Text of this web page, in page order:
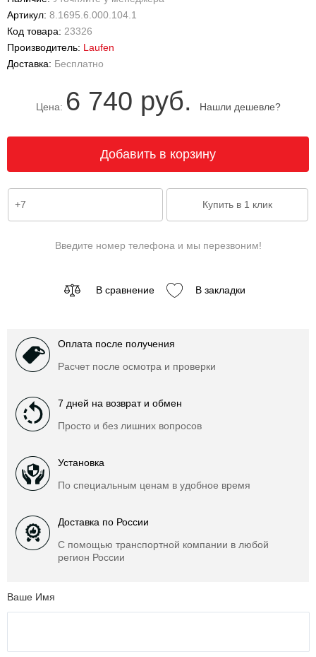
Артикул: 8.1695.6.000.104.1
Код товара: 23326
Производитель: Laufen
Доставка: Бесплатно
Цена: 6 740 руб. Нашли дешевле?
Введите номер телефона и мы перезвоним!
В сравнение В закладки
Оплата после получения
Расчет после осмотра и проверки
7 дней на возврат и обмен
Просто и без лишних вопросов
Установка
По специальным ценам в удобное время
Доставка по России
С помощью транспортной компании в любой
регион России
Ваше Имя